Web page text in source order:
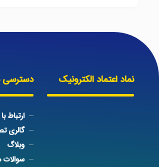
نماد اعتماد الکترونیک دسترسی
ارتباط
گالری
وبلاگ
سوالات